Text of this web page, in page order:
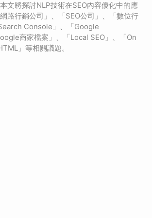
文將探討NLP技術在SEO內容優化中的應
路行銷公司」、「SEO公司」、「數位行
Console」、「Google
商家檔案」、「Local SEO」、「On
」等相關議題。